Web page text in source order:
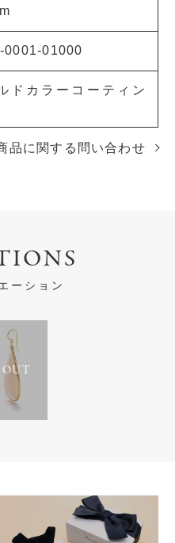
0001-01000
ドカラーコーティン
品に関する問い合わせ
ーション